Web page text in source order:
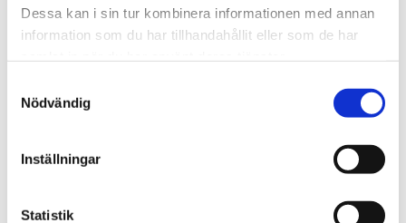
Dessa kan i sin tur kombinera informationen med annan
information som du har tillhandahållit eller som de har
Nödvändig
Inställningar
Statistik
Antal
Lagervara
Artikelnr
20252496